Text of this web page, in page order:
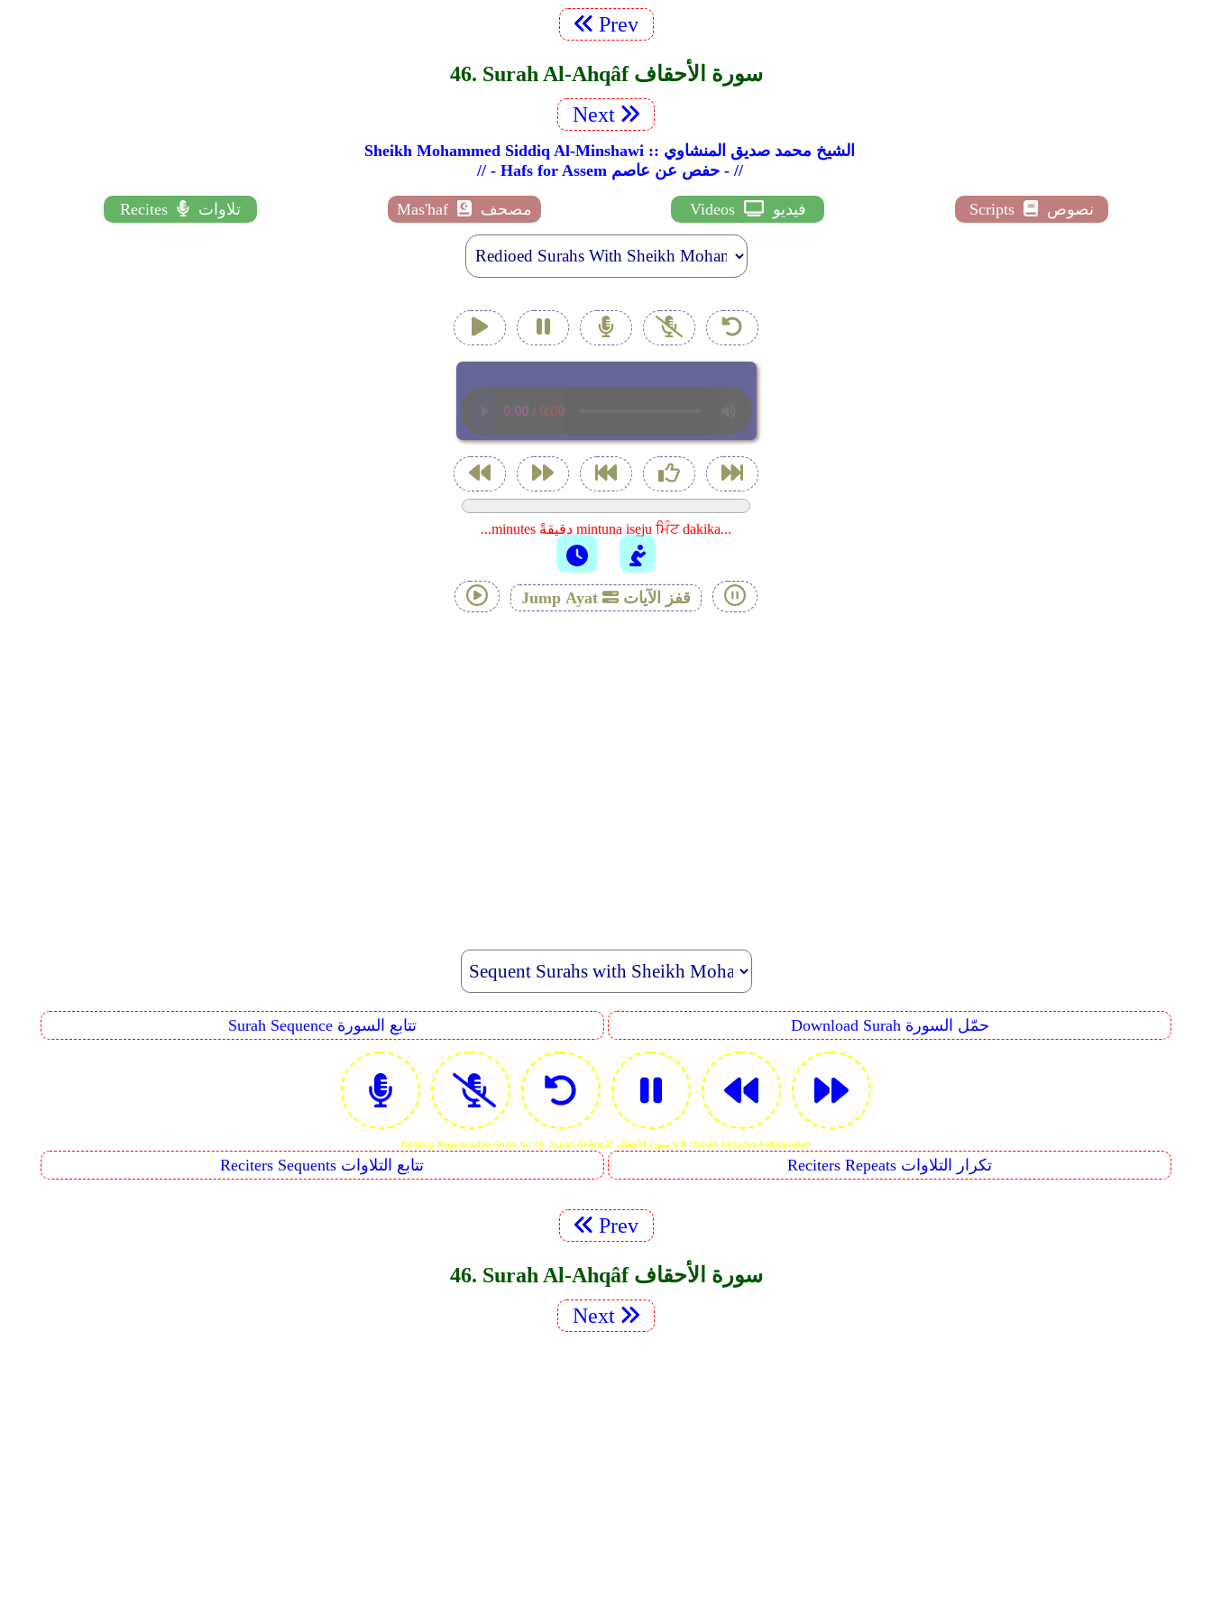
Prev
46. Surah Al-Ahqâf سورة الأحقاف
Next
Sheikh Mohammed Siddiq Al-Minshawi :: الشيخ محمد صديق المنشاوي
// - Hafs for Assem حفص عن عاصم - //
Recites تلاوات Mas'haf مصحف Videos فيديو Scripts نصوص
...minutes دقيقةً mintuna isẹju ਮਿੰਟ dakika...
Jump Ayat قفز الآيات
Surah Sequence تتابع السورة Download Surah حمّل السورة
Reciting Mujawwadah Audio for 46. Surah Al-Ahqâf سورة الأحقاف N.B *Surah Includes Al-Basmalah
Reciters Sequents تتابع التلاوات Reciters Repeats تكرار التلاوات
Prev
46. Surah Al-Ahqâf سورة الأحقاف
Next